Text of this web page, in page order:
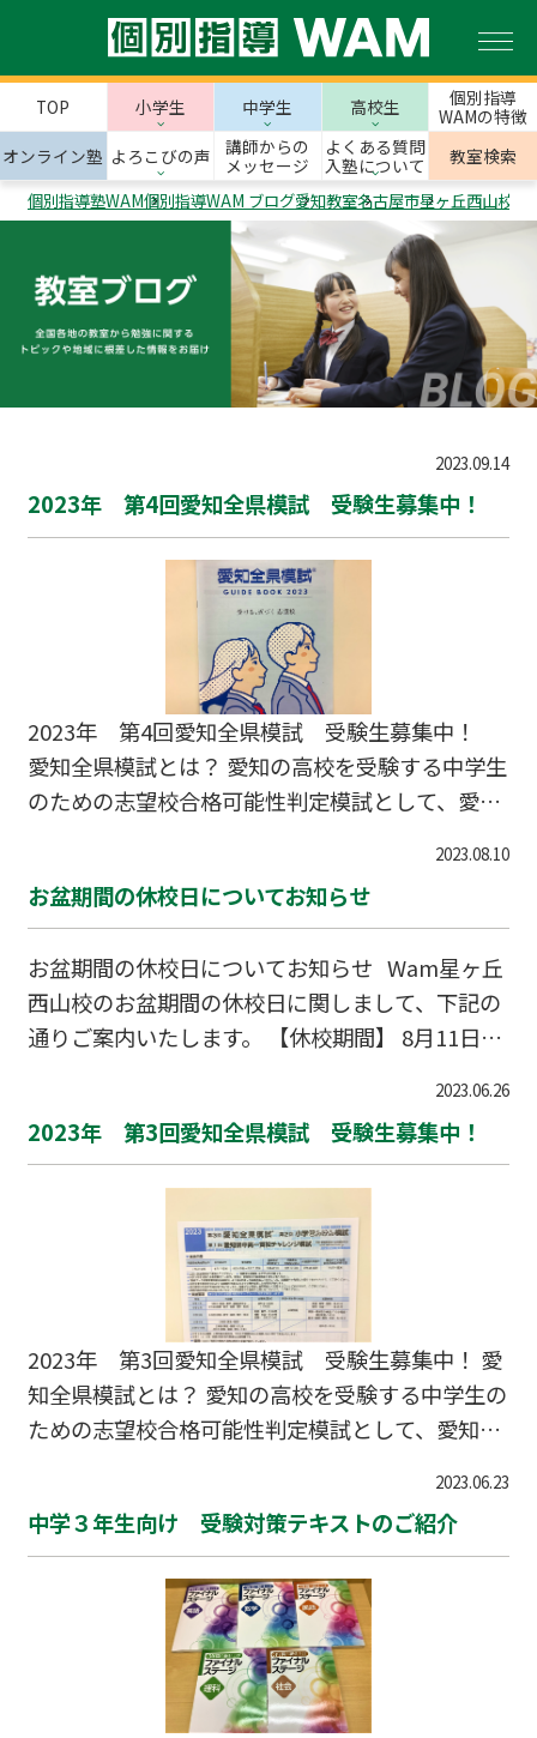
TOP 小学生 中学生 高校生
個別指導
WAMの特徴
オンライン塾 よろこびの声
講師からの
メッセージ
よくある質問
入塾について
教室検索
個別指導塾WAM個別指導WAM ブログ愛知教室名古屋市星ヶ丘西山校
2023.09.14
2023年 第4回愛知全県模試 受験生募集中！
2023年 第4回愛知全県模試 受験生募集中！
愛知全県模試とは？ 愛知の高校を受験する中学生
のための志望校合格可能性判定模試として、愛知
数は16万名を超え、県内最大規模の模擬試験で
す。 現在、愛知全県模試の受験生を募集していま
の指定する会場で受験となります。 普段、塾に
通っていない外部生の方も模試のみ受験すること
ができます。 試験実施日 10月29日（日） 受
験料 4,200円 申込締切日 9月29日（金） 会
2023.08.10
お盆期間の休校日についてお知らせ
お盆期間の休校日についてお知らせ Wam星ヶ丘
西山校のお盆期間の休校日に関しまして、下記の
通りご案内いたします。 【休校期間】 8月11日
2023.06.26
2023年 第3回愛知全県模試 受験生募集中！
2023年 第3回愛知全県模試 受験生募集中！ 愛
知全県模試とは？ 愛知の高校を受験する中学生の
ための志望校合格可能性判定模試として、愛知県
は16万名を超え、県内最大規模の模擬試験です。
現在、愛知全県模試の受験生を募集しています。
中学３年生のみ、会場は全県模試の指定する会場
での受験となります。 中学１年生、２年生は当塾
での受験になります。 普段、塾に通っていない
外部生の方も模試のみ受験することができます。
試験実施日 中学３年生：8月27日（日） 中学1.
2023.06.23
中学３年生向け 受験対策テキストのご紹介